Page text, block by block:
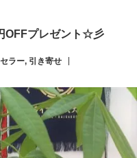
OFFプレゼント☆彡
ラー, 引き寄せ